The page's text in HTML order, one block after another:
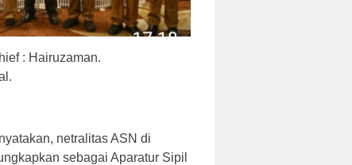
: Hairuzaman.
netralitas ASN di
sebagai Aparatur Sipil